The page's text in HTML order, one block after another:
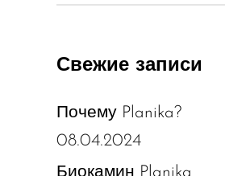
Свежие записи
Почему Planika?
08.04.2024
Биокамин Planika